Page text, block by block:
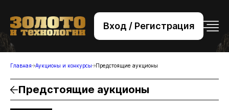
Вход / Регистрация
+7 (495) 221-76-32
bsv@zolteh.ru
Главная Аукционы и конкурсы Предстоящие аукционы
Предстоящие аукционы